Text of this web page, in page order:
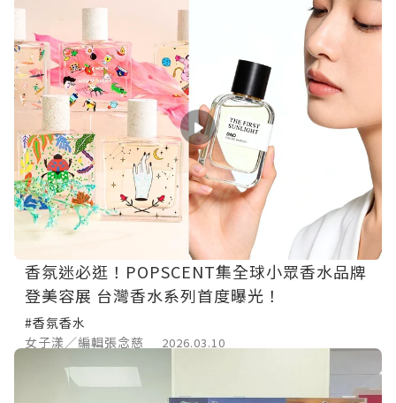
香氛迷必逛！POPSCENT集全球小眾香水品牌
登美容展 台灣香水系列首度曝光！
#香氛香水
女子漾／編輯張念慈
2026.03.10